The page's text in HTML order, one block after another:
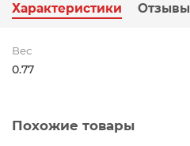
Характеристики Отзывы
Вес
0.77
Похожие товары